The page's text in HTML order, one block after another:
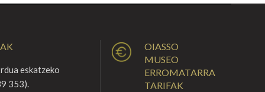
eskatzeko
353).
OIASSO
MUSEO
ERROMATARRA
TARIFAK